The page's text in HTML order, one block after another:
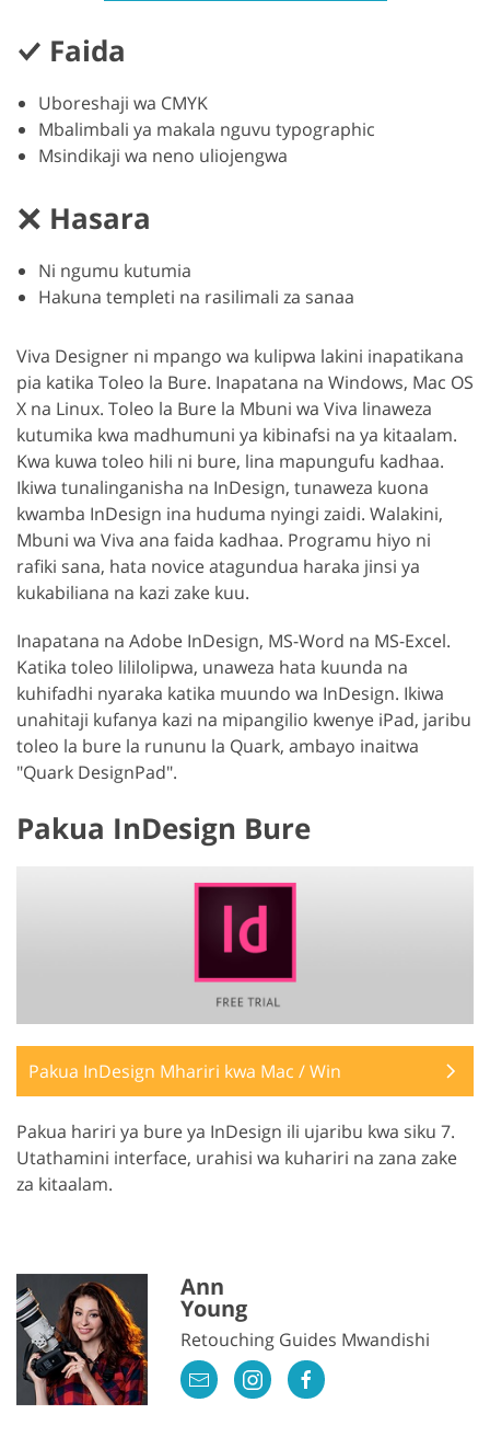
Faida
Uboreshaji wa CMYK
Mbalimbali ya makala nguvu typographic
Msindikaji wa neno uliojengwa
Hasara
Ni ngumu kutumia
Hakuna templeti na rasilimali za sanaa
Viva Designer ni mpango wa kulipwa lakini inapatikana
pia katika Toleo la Bure. Inapatana na Windows, Mac OS
X na Linux. Toleo la Bure la Mbuni wa Viva linaweza
kutumika kwa madhumuni ya kibinafsi na ya kitaalam.
Kwa kuwa toleo hili ni bure, lina mapungufu kadhaa.
Ikiwa tunalinganisha na InDesign, tunaweza kuona
kwamba InDesign ina huduma nyingi zaidi. Walakini,
Mbuni wa Viva ana faida kadhaa. Programu hiyo ni
rafiki sana, hata novice atagundua haraka jinsi ya
kukabiliana na kazi zake kuu.
Inapatana na Adobe InDesign, MS-Word na MS-Excel.
Katika toleo lililolipwa, unaweza hata kuunda na
kuhifadhi nyaraka katika muundo wa InDesign. Ikiwa
unahitaji kufanya kazi na mipangilio kwenye iPad, jaribu
toleo la bure la rununu la Quark, ambayo inaitwa
"Quark DesignPad".
Pakua InDesign Bure
Pakua InDesign Mhariri kwa Mac / Win
Pakua hariri ya bure ya InDesign ili ujaribu kwa siku 7.
Utathamini interface, urahisi wa kuhariri na zana zake
za kitaalam.
Ann
Young
Retouching Guides Mwandishi